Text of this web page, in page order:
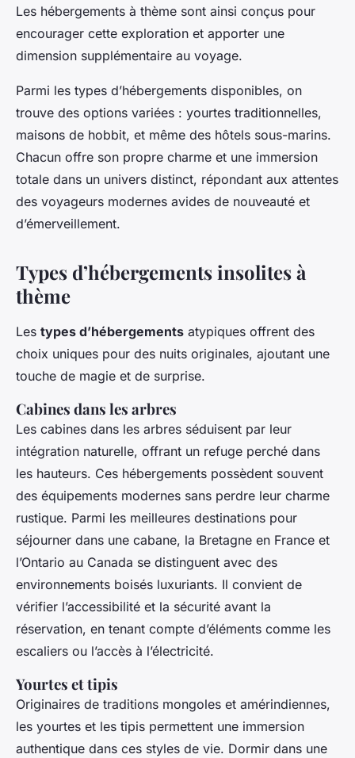
Les hébergements à thème sont ainsi conçus pour
encourager cette exploration et apporter une
dimension supplémentaire au voyage.
Parmi les types d’hébergements disponibles, on
trouve des options variées : yourtes traditionnelles,
maisons de hobbit, et même des hôtels sous-marins.
Chacun offre son propre charme et une immersion
totale dans un univers distinct, répondant aux attentes
des voyageurs modernes avides de nouveauté et
d’émerveillement.
Types d’hébergements insolites à
thème
Les types d’hébergements atypiques offrent des
choix uniques pour des nuits originales, ajoutant une
touche de magie et de surprise.
Cabines dans les arbres
Les cabines dans les arbres séduisent par leur
intégration naturelle, offrant un refuge perché dans
les hauteurs. Ces hébergements possèdent souvent
des équipements modernes sans perdre leur charme
rustique. Parmi les meilleures destinations pour
séjourner dans une cabane, la Bretagne en France et
l’Ontario au Canada se distinguent avec des
environnements boisés luxuriants. Il convient de
vérifier l’accessibilité et la sécurité avant la
réservation, en tenant compte d’éléments comme les
escaliers ou l’accès à l’électricité.
Yourtes et tipis
Originaires de traditions mongoles et amérindiennes,
les yourtes et les tipis permettent une immersion
authentique dans ces styles de vie. Dormir dans une